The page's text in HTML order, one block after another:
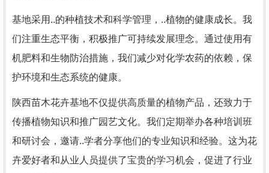
基地采用..的种植技术和科学管理，..植物的健康成长。我
们注重生态平衡，积极推广可持续发展理念。通过使用有
机肥料和生物防治措施，我们减少对化学农药的依赖，保
护环境和生态系统的健康。
陕西苗木花卉基地不仅提供高质量的植物产品，还致力于
传播植物知识和推广园艺文化。我们定期举办各种培训班
和研讨会，邀请..学者分享他们的专业知识和经验。这为花
卉爱好者和从业人员提供了宝贵的学习机会，促进了行业